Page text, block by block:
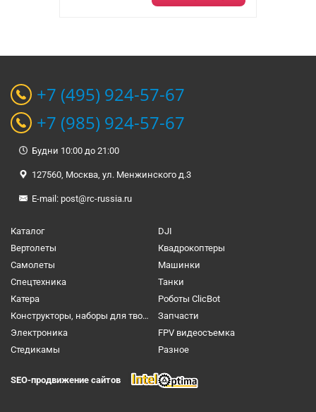
+7 (495) 924-57-67
+7 (985) 924-57-67
Будни 10:00 до 21:00
127560, Москва, ул. Менжинского д.3
E-mail: post@rc-russia.ru
Каталог
DJI
Вертолеты
Квадрокоптеры
Самолеты
Машинки
Спецтехника
Танки
Катера
Роботы ClicBot
Конструкторы, наборы для творчества и настольные игры
Запчасти
Электроника
FPV видеосъемка
Cтедикамы
Разное
SEO-продвижение сайтов